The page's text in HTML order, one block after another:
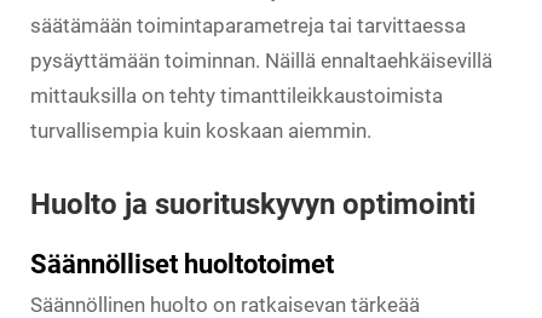
säätämään toimintaparametreja tai tarvittaessa
pysäyttämään toiminnan. Näillä ennaltaehkäisevillä
mittauksilla on tehty timanttileikkaustoimista
turvallisempia kuin koskaan aiemmin.
Huolto ja suorituskyvyn optimointi
Säännölliset huoltotoimet
Säännöllinen huolto on ratkaisevan tärkeää